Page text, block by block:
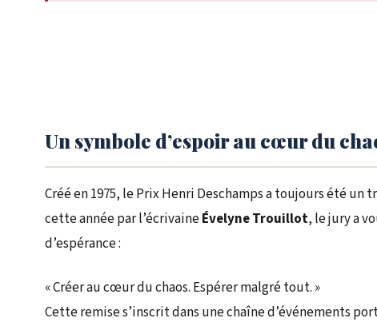
Un symbole d’espoir au cœur du
Créé en 1975, le Prix Henri Deschamps a toujours été
cette année par l’écrivaineÉvelyne Trouillot, le jury a
d’espérance :
« Créer au cœur du chaos. Espérer malgré tout. »
Cette remise s’inscrit dans une chaîne d’événements